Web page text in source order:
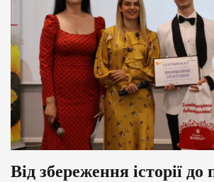
Від збереження історії